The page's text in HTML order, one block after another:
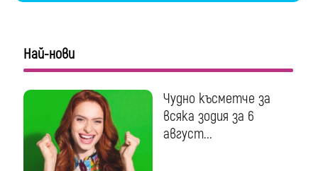
Най-нови
Чудно късметче за
всяка зодия за 6
август...